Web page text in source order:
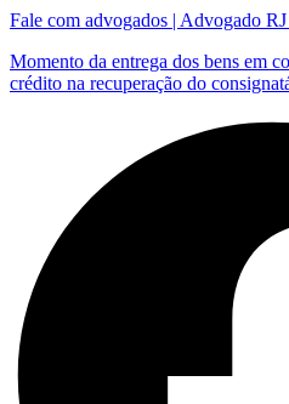
Fale com advogados | Advogado
Momento da entrega dos bens em
crédito na recuperação do